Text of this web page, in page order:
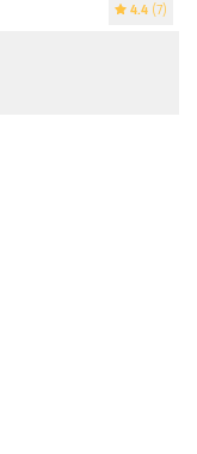
4.4 (7)